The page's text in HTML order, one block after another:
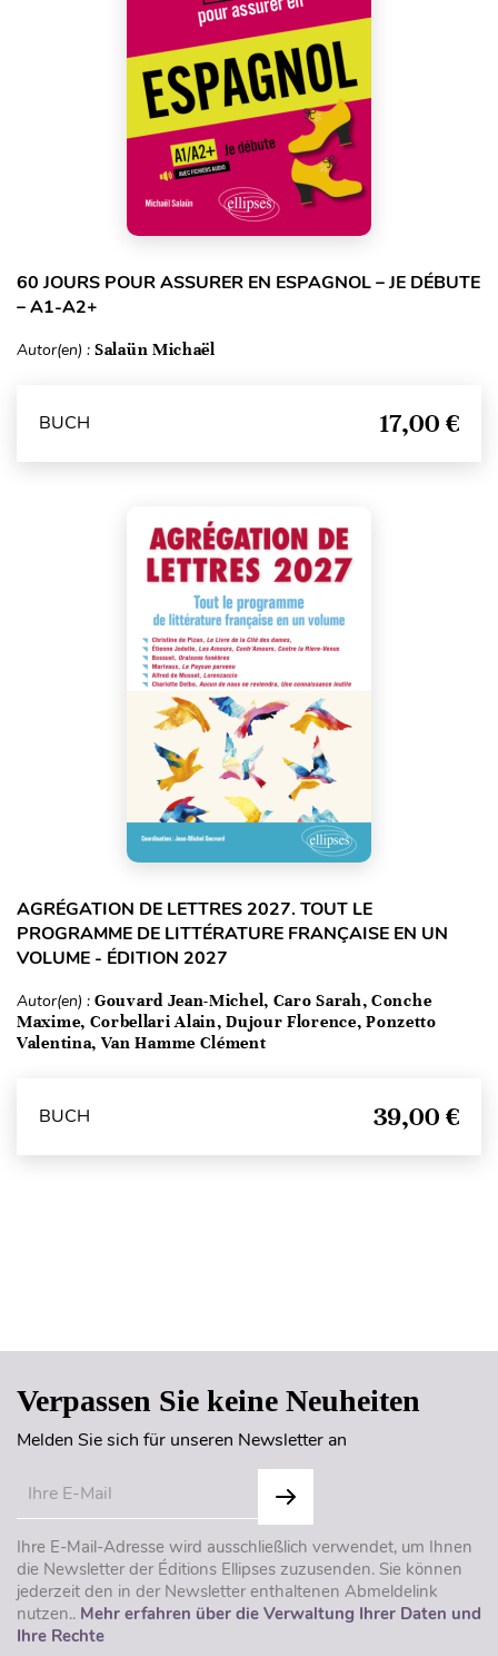
60 JOURS POUR ASSURER EN ESPAGNOL – JE DÉBUTE
– A1-A2+
Autor(en) : Salaün Michaël
BUCH 17,00 €
AGRÉGATION DE LETTRES 2027. TOUT LE
PROGRAMME DE LITTÉRATURE FRANÇAISE EN UN
VOLUME - ÉDITION 2027
Autor(en) : Gouvard Jean-Michel, Caro Sarah, Conche
Maxime, Corbellari Alain, Dujour Florence, Ponzetto
Valentina, Van Hamme Clément
BUCH 39,00 €
Verpassen Sie keine Neuheiten
Melden Sie sich für unseren Newsletter an
Ihre E-Mail-Adresse wird ausschließlich verwendet, um Ihnen
die Newsletter der Éditions Ellipses zuzusenden. Sie können
jederzeit den in der Newsletter enthaltenen Abmeldelink
nutzen.. Mehr erfahren über die Verwaltung Ihrer Daten und
Ihre Rechte